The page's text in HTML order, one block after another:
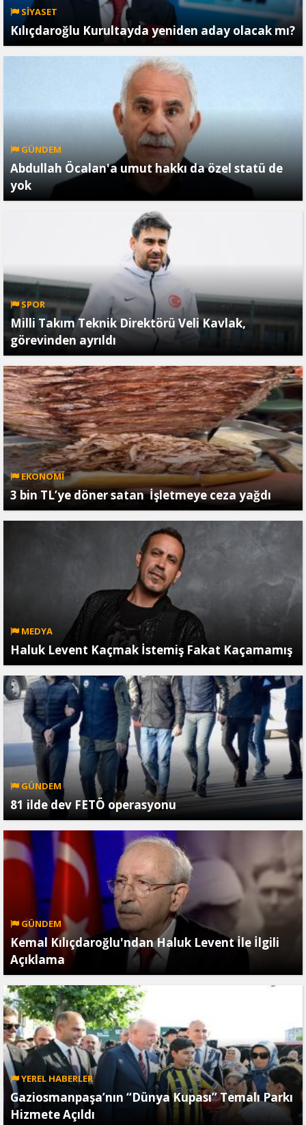
SİYASET
Kılıçdaroğlu Kurultayda yeniden aday olacak mı?
GÜNDEM
Abdullah Öcalan'a umut hakkı da özel statü de
yok
SPOR
Milli Takım Teknik Direktörü Veli Kavlak,
görevinden ayrıldı
EKONOMİ
3 bin TL’ye döner satan İşletmeye ceza yağdı
MEDYA
Haluk Levent Kaçmak İstemiş Fakat Kaçamamış
GÜNDEM
81 ilde dev FETÖ operasyonu
GÜNDEM
Kemal Kılıçdaroğlu'ndan Haluk Levent İle İlgili
Açıklama
YEREL HABERLER
Gaziosmanpaşa’nın “Dünya Kupası” Temalı Parkı
Hizmete Açıldı